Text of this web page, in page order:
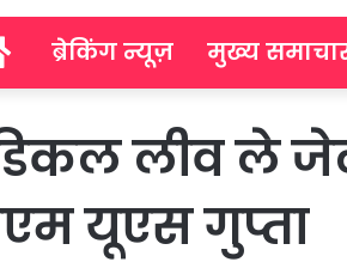
Homeब्रेकिंग न्यूज़ मुख्य
लीव ले
यूएस गुप्ता